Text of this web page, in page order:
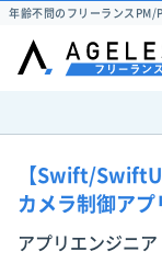
年齢不問のフリーランスPM/
【Swift/
カメラ制御アプ
アプリエンジニア